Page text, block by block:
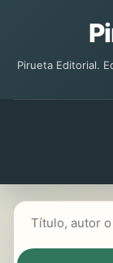
Pirueta Editorial.